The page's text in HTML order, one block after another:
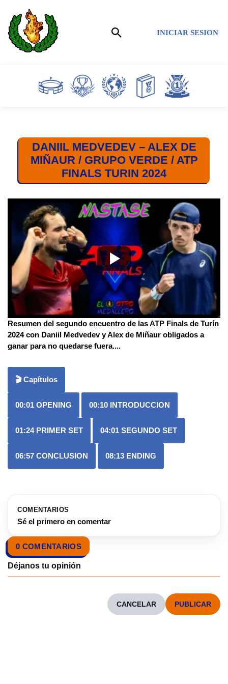
Saltar
al
contenido
INICIAR SESION
DANIIL MEDVEDEV – ALEX DE
MIÑAUR / GRUPO VERDE / ATP
FINALS TURIN 2024
Resumen del segundo encuentro de las ATP Finals de Turín
2024 con Daniil Medvedev y Alex de Miñaur obligados a
ganar para no quedarse fuera....
🎬 Capítulos
00:01 OPENING 00:10 INTRODUCCION
01:24 PRIMER SET 04:01 SEGUNDO SET
06:57 CONCLUSION 08:13 ENDING
COMENTARIOS
Sé el primero en comentar
0 COMENTARIOS
CANCELAR